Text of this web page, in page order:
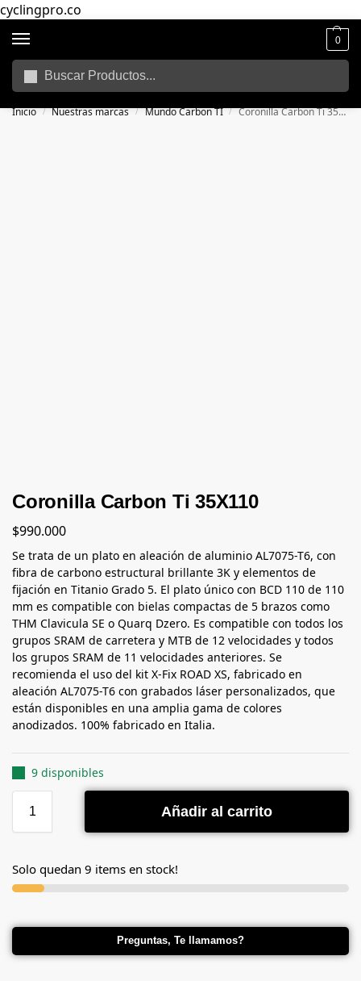
cyclingpro.co
0
🚴‍ Envío gratuito a todo Colombia por compras superiores a $250.000
Inicio / Nuestras marcas / Mundo Carbon TI / Coronilla Carbon Ti 35X110
Coronilla Carbon Ti 35X110
$990.000
Se trata de un plato en aleación de aluminio AL7075-T6, con
fibra de carbono estructural brillante 3K y elementos de
fijación en Titanio Grado 5. El plato único con BCD 110 de 110
mm es compatible con bielas compactas de 5 brazos como
THM Clavicula SE o Quarq Dzero. Es compatible con todos los
grupos SRAM de carretera y MTB de 12 velocidades y todos
los grupos SRAM de 11 velocidades anteriores. Se
recomienda el uso del kit X-Fix ROAD XS, fabricado en
aleación AL7075-T6 con grabados láser personalizados, que
están disponibles en una amplia gama de colores
anodizados. 100% fabricado en Italia.
9 disponibles
Añadir al carrito
Solo quedan 9 items en stock!
Preguntas, Te llamamos?